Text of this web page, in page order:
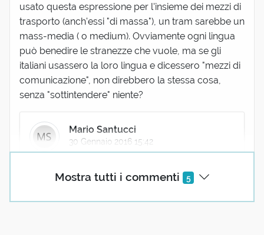
Mostra tutti i commenti 5
usato questa espressione per l'insieme dei mezzi di
trasporto (anch'essi "di massa"), un tram sarebbe un
mass-media ( o medium). Ovviamente ogni lingua
può benedire le stranezze che vuole, ma se gli
italiani usassero la loro lingua e dicessero "mezzi di
comunicazione", non direbbero la stessa cosa,
senza "sottintendere" niente?
Mario Santucci
30 Gennaio 2016 15:42